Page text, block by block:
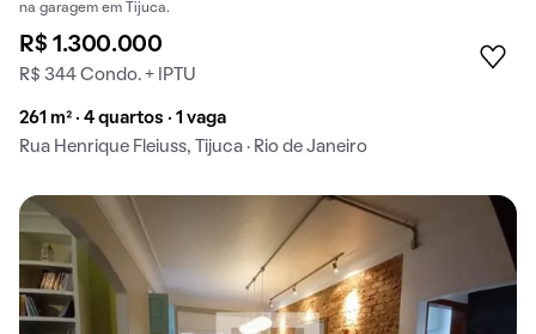
na garagem em Tijuca.
R$ 1.300.000
R$ 344 Condo. + IPTU
261 m² · 4 quartos · 1 vaga
Rua Henrique Fleiuss, Tijuca · Rio de Janeiro